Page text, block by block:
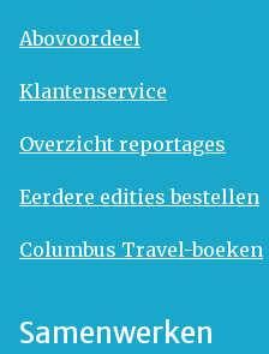
Abovoordeel
Klantenservice
Overzicht reportages
Eerdere edities bestellen
Columbus Travel-boeken
Samenwerken